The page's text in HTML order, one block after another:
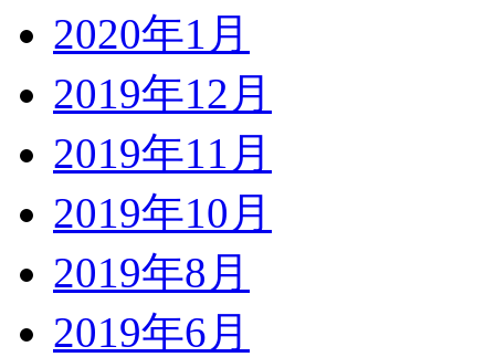
2020年1月
2019年12月
2019年11月
2019年10月
2019年8月
2019年6月